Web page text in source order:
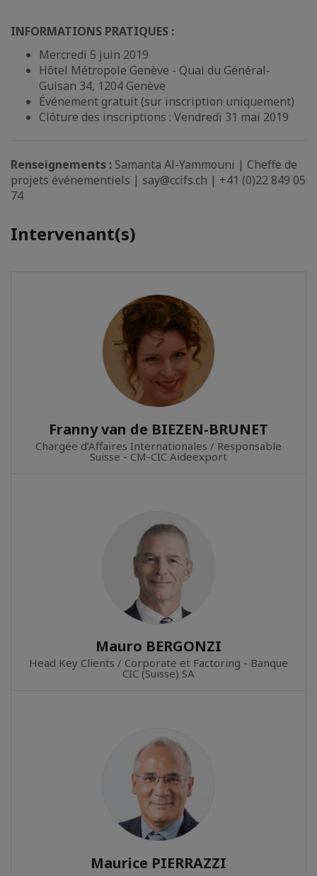
INFORMATIONS PRATIQUES :
Mercredi 5 juin 2019
Hôtel Métropole Genève - Quai du Général-
Guisan 34, 1204 Genève
Événement gratuit (sur inscription uniquement)
Clôture des inscriptions : Vendredi 31 mai 2019
Renseignements : Samanta Al-Yammouni | Cheffe de
projets événementiels | say@ccifs.ch | +41 (0)22 849 05
74
Intervenant(s)
Franny van de BIEZEN-BRUNET
Chargée d’Affaires Internationales / Responsable
Suisse - CM-CIC Aideexport
Mauro BERGONZI
Head Key Clients / Corporate et Factoring - Banque
CIC (Suisse) SA
Maurice PIERRAZZI